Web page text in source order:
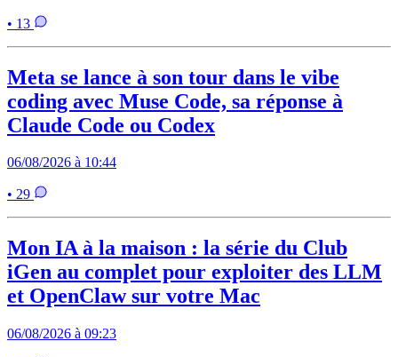
• 13
Meta se lance à son tour dans le vibe
coding avec Muse Code, sa réponse à
Claude Code ou Codex
06/08/2026 à 10:44
• 29
Mon IA à la maison : la série du Club
iGen au complet pour exploiter des LLM
et OpenClaw sur votre Mac
06/08/2026 à 09:23